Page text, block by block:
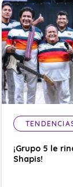
¡Grupo 5 le
Shapis!